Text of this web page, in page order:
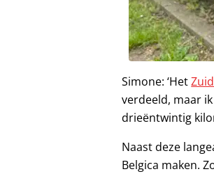
Simone: ‘Het
verdeeld, maar
drieëntwintig
Naast deze
Belgica maken.